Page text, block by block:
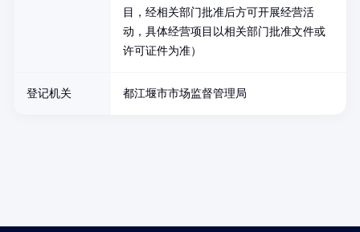
目，经相关部门批准后方可开展经营活
动，具体经营项目以相关部门批准文件或
许可证件为准）
登记机关 都江堰市市场监督管理局